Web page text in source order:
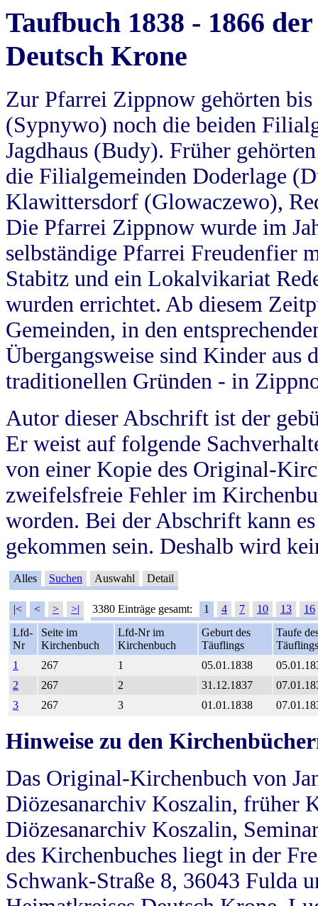
Taufbuch 1838 - 1866
Deutsch Krone
Zur Pfarrei Zippnow gehörten
(Sypnywo) noch die beiden
Jagdhaus (Budy). Früher
die Filialgemeinden Doderlage
Klawittersdorf (Glowaczewo),
Die Pfarrei Zippnow wurde im
selbständige Pfarrei Freudenfier
Stabitz und ein Lokalvikariat
wurden errichtet. Ab diesem
Gemeinden, in den
Übergangsweise sind Kinder aus
traditionellen Gründen - in
Autor dieser Abschrift ist der
Er weist auf folgende
von einer Kopie des Original-
zweifelsfreie Fehler im
worden. Bei der Abschrift kann
gekommen sein. Deshalb wird
Alles Suchen Auswahl Detail
|< < > >| 3380 Einträge gesamt: 1 4 7 10 13
16
Lfd-
Nr
Seite im
Kirchenbuch
Lfd-Nr im
Kirchenbuch
Geburt des
Täuflings
Taufe
Täuflings
1
267 1 05.01.1838
2
267 2 31.12.1837
3
267 3 01.01.1838
Hinweise zu den
Das Original-Kirchenbuch von
Diözesanarchiv Koszalin, früher
Diözesanarchiv Koszalin,
des Kirchenbuches liegt in der
Schwank-Straße 8, 36043 Fulda